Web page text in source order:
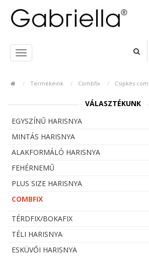
Termékeink Combfix Csipkés
VÁLASZTÉKUNK
EGYSZÍNŰ HARISNYA
MINTÁS HARISNYA
ALAKFORMÁLÓ HARISNYA
FEHÉRNEMŰ
PLUS SIZE HARISNYA
COMBFIX
TÉRDFIX/BOKAFIX
TÉLI HARISNYA
ESKÜVŐI HARISNYA